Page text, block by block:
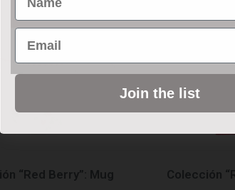
“Red Berry”: Mug
Colección
Email
Join the list